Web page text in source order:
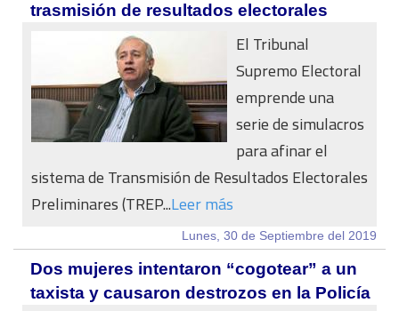
trasmisión de resultados electorales
El Tribunal
Supremo Electoral
emprende una
serie de simulacros
para afinar el
sistema de Transmisión de Resultados Electorales
Preliminares (TREP...Leer más
Lunes, 30 de Septiembre del 2019
Dos mujeres intentaron “cogotear” a un
taxista y causaron destrozos en la Policía